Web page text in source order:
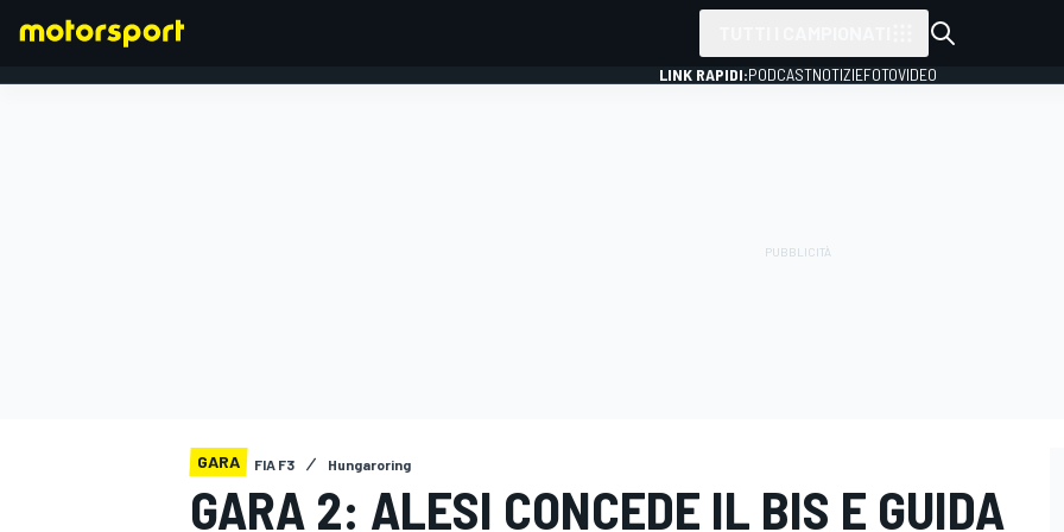
LINK RAPIDI:PODCASTNOTIZIEFOTOVIDEO
GARA FIA F3 Hungaroring
GARA 2: ALESI CONCEDE IL BIS E GUIDA